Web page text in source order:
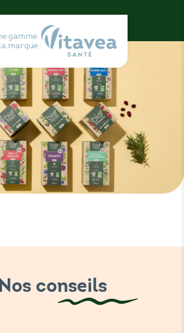
gamme
marque :
Nos conseils